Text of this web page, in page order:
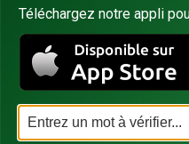
Téléchargez notre appli